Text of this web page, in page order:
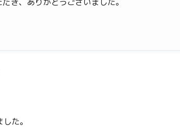
き、ありがとうございました。
た。